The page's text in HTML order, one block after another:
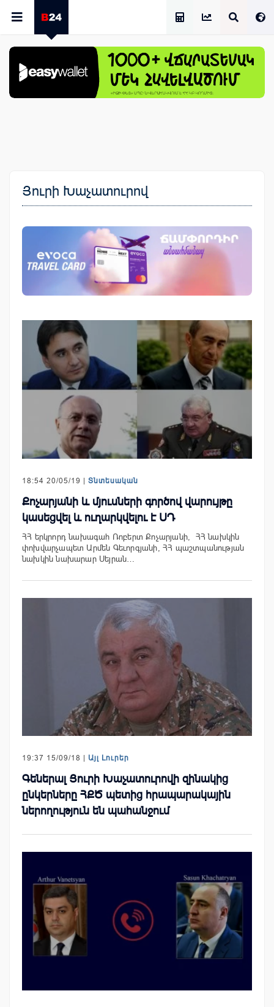
Յուրի Խաչատուրով
18:54 20/05/19 | Տնտեսական
Քոչարյանի և մյուսների գործով վարույթը
կասեցվել և ուղարկվելու է ՍԴ
ՀՀ երկրորդ նախագահ Ռոբերտ Քոչարյանի, ՀՀ նախկին
փոխվարչապետ Արմեն Գեւորգյանի, ՀՀ պաշտպանության
նախկին նախարար Սեյրան…
19:37 15/09/18 | Այլ Լուրեր
Գեներալ Յուրի Խաչատուրովի զինակից
ընկերները ՀՔԾ պետից հրապարակային
ներողություն են պահանջում